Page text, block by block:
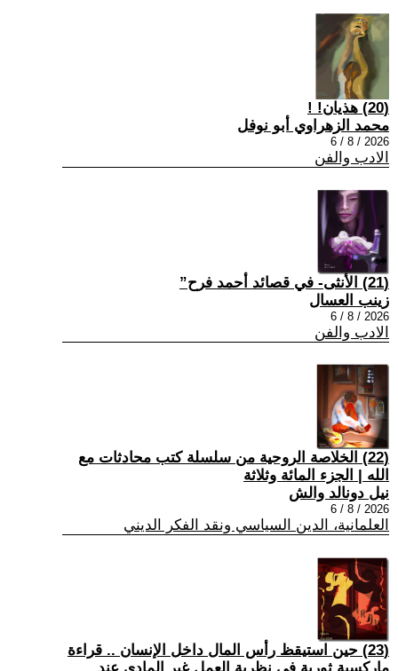
(20) هذيان! !
محمد الزهراوي أبو نوفل
2026 / 8 / 6
الادب والفن
(21) الأنثى- في قصائد أحمد فرح”
زينب العسال
2026 / 8 / 6
الادب والفن
(22) الخلاصة الروحية من سلسلة كتب محادثات مع
الله | الجزء المائة وثلاثة
نيل دونالد والش
2026 / 8 / 6
العلمانية، الدين السياسي ونقد الفكر الديني
(23) حين استيقظ رأس المال داخل الإنسان .. قراءة